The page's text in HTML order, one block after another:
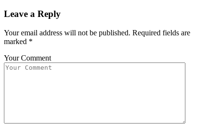
Leave a Reply
Your email address will not be published. Required fields are
marked *
Your Comment